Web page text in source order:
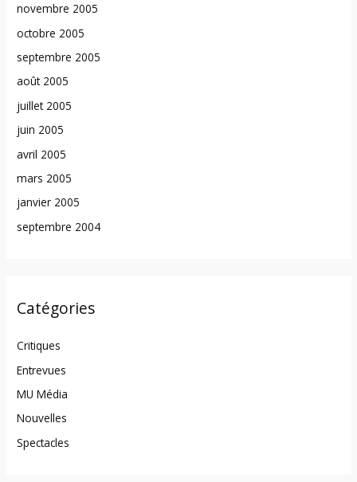
novembre 2005
octobre 2005
septembre 2005
août 2005
juillet 2005
juin 2005
avril 2005
mars 2005
janvier 2005
septembre 2004
Catégories
Critiques
Entrevues
MU Média
Nouvelles
Spectacles